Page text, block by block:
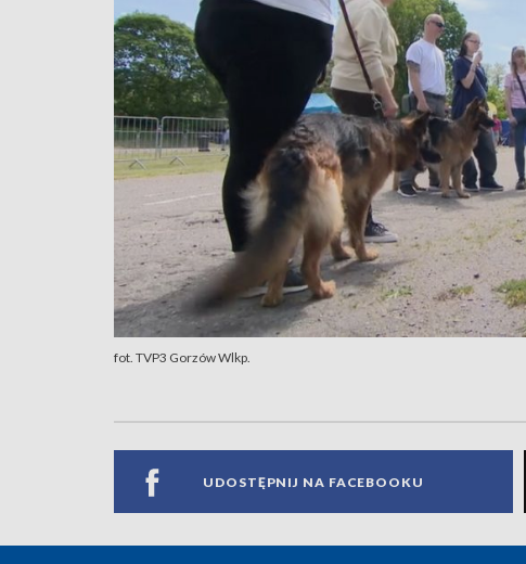
fot. TVP3 Gorzów Wlkp.
UDOSTĘPNIJ NA FACEBOOKU